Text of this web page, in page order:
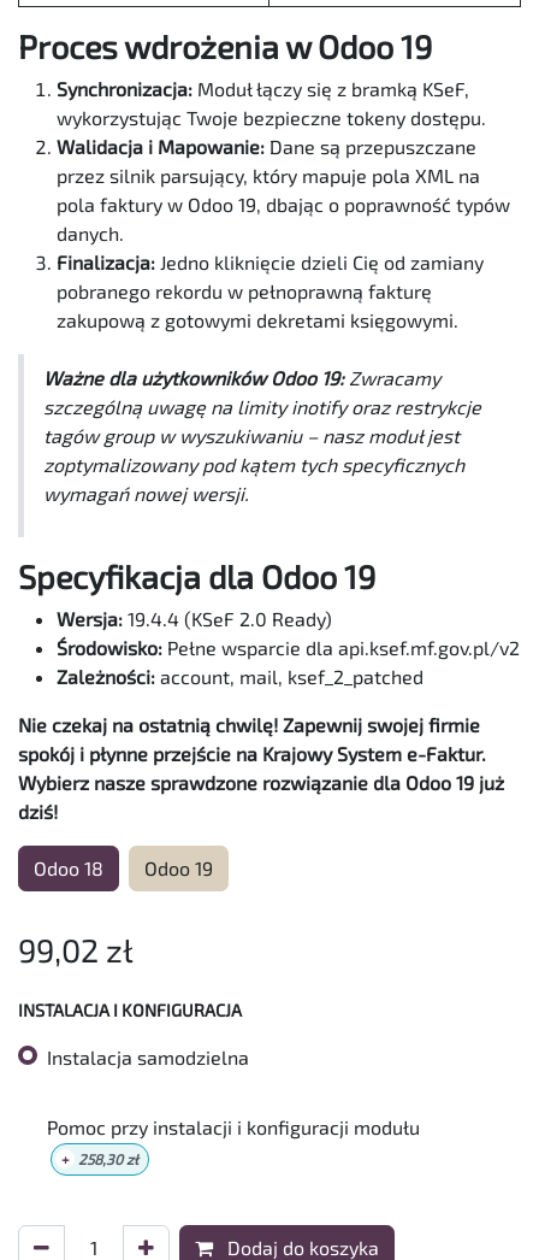
Proces wdrożenia w Odoo 19
Synchronizacja: Moduł łączy się z bramką KSeF,
wykorzystując Twoje bezpieczne tokeny dostępu.
Walidacja i Mapowanie: Dane są przepuszczane
przez silnik parsujący, który mapuje pola XML na
pola faktury w Odoo 19, dbając o poprawność typów
danych.
Finalizacja: Jedno kliknięcie dzieli Cię od zamiany
pobranego rekordu w pełnoprawną fakturę
zakupową z gotowymi dekretami księgowymi.
Ważne dla użytkowników Odoo 19:Zwracamy
szczególną uwagę na limity inotify oraz restrykcje
tagów group w wyszukiwaniu – nasz moduł jest
zoptymalizowany pod kątem tych specyficznych
wymagań nowej wersji.
Specyfikacja dla Odoo 19
Wersja: 19.4.4 (KSeF 2.0 Ready)
Środowisko: Pełne wsparcie dla api.ksef.mf.gov.pl/v2
Zależności: account, mail, ksef_2_patched
Nie czekaj na ostatnią chwilę! Zapewnij swojej firmie
spokój i płynne przejście na Krajowy System e-Faktur.
Wybierz nasze sprawdzone rozwiązanie dla Odoo 19 już
dziś!
Odoo 18 Odoo 19
99,02 zł
INSTALACJA I KONFIGURACJA
Instalacja samodzielna
Pomoc przy instalacji i konfiguracji modułu
+ 258,30zł
Dodaj do koszyka